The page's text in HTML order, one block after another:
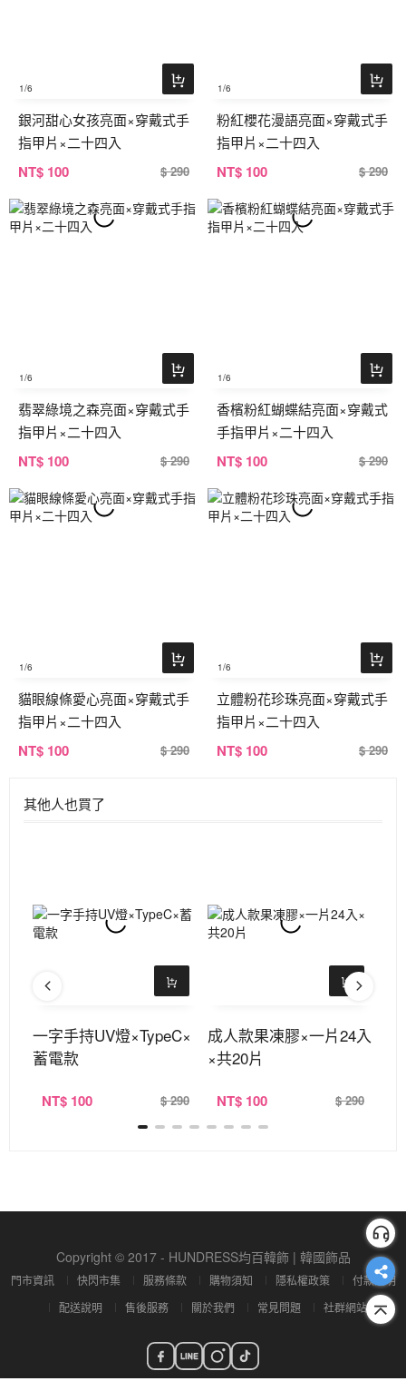
1/6
銀河甜心女孩亮面×穿戴式手
指甲片×二十四入
NT$ 100 $ 290
1/6
粉紅櫻花漫語亮面×穿戴式手
指甲片×二十四入
NT$ 100 $ 290
1/6
翡翠綠境之森亮面×穿戴式手
指甲片×二十四入
NT$ 100 $ 290
1/6
香檳粉紅蝴蝶結亮面×穿戴式
手指甲片×二十四入
NT$ 100 $ 290
1/6
貓眼線條愛心亮面×穿戴式手
指甲片×二十四入
NT$ 100 $ 290
1/6
立體粉花珍珠亮面×穿戴式手
指甲片×二十四入
NT$ 100 $ 290
其他人也買了
一字手持UV燈×TypeC×
蓄電款
NT$ 100 $ 290
成人款果凍膠×一片24入
×共20片
NT$ 100 $ 290
Copyright © 2017 - HUNDRESS均百韓飾 | 韓國飾品
門市資訊 快閃市集 服務條款 購物須知 隱私權政策
付款說明
配送說明
售後服務 關於我們 常見問題 社群網站